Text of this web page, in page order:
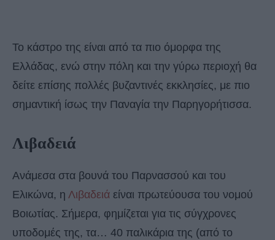
Το κάστρο της είναι από τα πιο όμορφα της
Ελλάδας, ενώ στην πόλη και την γύρω περιοχή θα
δείτε επίσης πολλές βυζαντινές εκκλησίες, με πιο
σημαντική ίσως την Παναγία την Παρηγορήτισσα.
Λιβαδειά
Ανάμεσα στα βουνά του Παρνασσού και του
Ελικώνα, η Λιβαδειά είναι πρωτεύουσα του νομού
Βοιωτίας. Σήμερα, φημίζεται για τις σύγχρονες
υποδομές της, τα… 40 παλικάρια της (από το